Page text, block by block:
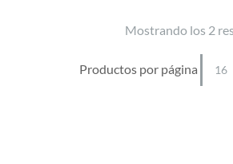
Mostrando los 2
Productos por página